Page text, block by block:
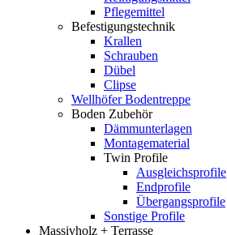
Pflegemittel
Befestigungstechnik
Krallen
Schrauben
Dübel
Clipse
Wellhöfer Bodentreppe
Boden Zubehör
Dämmunterlagen
Montagematerial
Twin Profile
Ausgleichsprofile
Endprofile
Übergangsprofile
Sonstige Profile
Massivholz + Terrasse